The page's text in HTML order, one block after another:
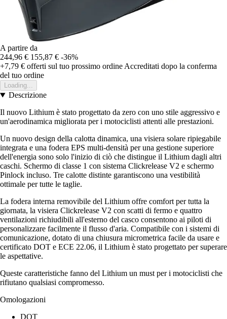
A partire da
244,96 € 155,87 € -36%
+7,79 € offerti sul tuo prossimo ordine Accreditati dopo la conferma
del tuo ordine
Loading...
Descrizione
Il nuovo Lithium è stato progettato da zero con uno stile aggressivo e
un'aerodinamica migliorata per i motociclisti attenti alle prestazioni.
Un nuovo design della calotta dinamica, una visiera solare ripiegabile
integrata e una fodera EPS multi-densità per una gestione superiore
dell'energia sono solo l'inizio di ciò che distingue il Lithium dagli altri
caschi. Schermo di classe 1 con sistema Clickrelease V2 e schermo
Pinlock incluso. Tre calotte distinte garantiscono una vestibilità
ottimale per tutte le taglie.
La fodera interna removibile del Lithium offre comfort per tutta la
giornata, la visiera Clickrelease V2 con scatti di fermo e quattro
ventilazioni richiudibili all'esterno del casco consentono ai piloti di
personalizzare facilmente il flusso d'aria. Compatibile con i sistemi di
comunicazione, dotato di una chiusura micrometrica facile da usare e
certificato DOT e ECE 22.06, il Lithium è stato progettato per superare
le aspettative.
Queste caratteristiche fanno del Lithium un must per i motociclisti che
rifiutano qualsiasi compromesso.
Omologazioni
DOT